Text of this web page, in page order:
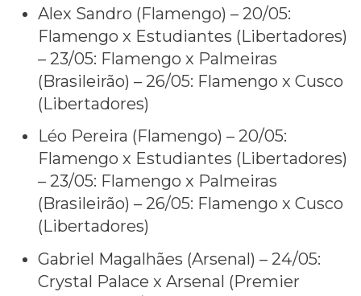
Alex Sandro (Flamengo) – 20/05:
Flamengo x Estudiantes (Libertadores)
– 23/05: Flamengo x Palmeiras
(Brasileirão) – 26/05: Flamengo x Cusco
(Libertadores)
Léo Pereira (Flamengo) – 20/05:
Flamengo x Estudiantes (Libertadores)
– 23/05: Flamengo x Palmeiras
(Brasileirão) – 26/05: Flamengo x Cusco
(Libertadores)
Gabriel Magalhães (Arsenal) – 24/05:
Crystal Palace x Arsenal (Premier